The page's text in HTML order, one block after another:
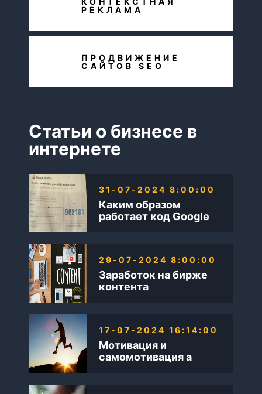
РЕКЛАМА
ПРОДВИЖЕНИЕ
САЙТОВ SEO
Статьи о бизнесе в
интернете
Каким образом
работает код Google
31-07-2024 8:00:00
Заработок на бирже
контента
29-07-2024 8:00:00
Мотивация и
самомотивация а
17-07-2024 16:14:00